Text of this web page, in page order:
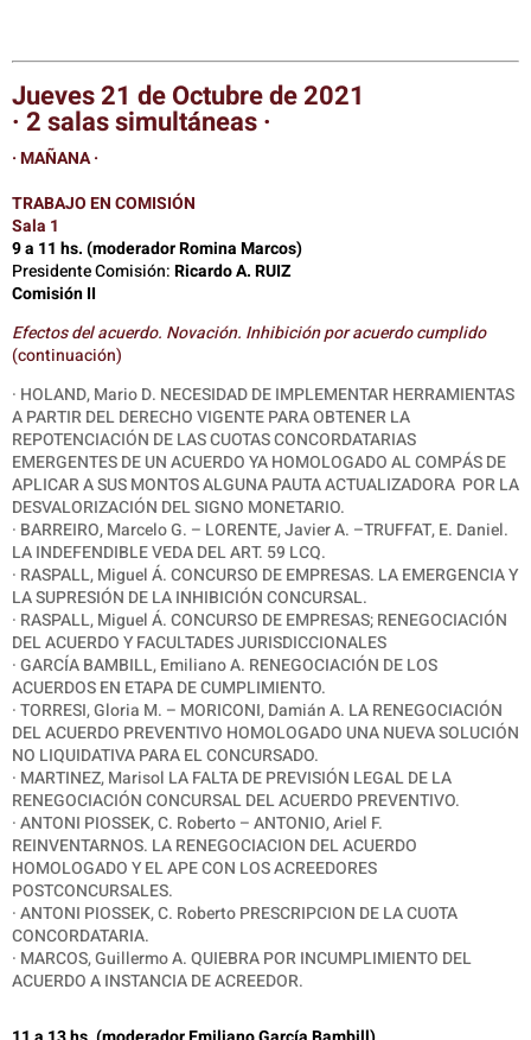
Jueves 21 de Octubre de 2021
· 2 salas simultáneas ·
· MAÑANA ·
TRABAJO EN COMISIÓN
Sala 1
9 a 11 hs. (moderador Romina Marcos)
Presidente Comisión:Ricardo A. RUIZ
Comisión II
Efectos del acuerdo. Novación. Inhibición por acuerdo cumplido
(continuación)
· HOLAND, Mario D. NECESIDAD DE IMPLEMENTAR HERRAMIENTAS
A PARTIR DEL DERECHO VIGENTE PARA OBTENER LA
REPOTENCIACIÓN DE LAS CUOTAS CONCORDATARIAS
EMERGENTES DE UN ACUERDO YA HOMOLOGADO AL COMPÁS DE
APLICAR A SUS MONTOS ALGUNA PAUTA ACTUALIZADORA POR LA
DESVALORIZACIÓN DEL SIGNO MONETARIO.
· BARREIRO, Marcelo G. – LORENTE, Javier A. –TRUFFAT, E. Daniel.
LA INDEFENDIBLE VEDA DEL ART. 59 LCQ.
· RASPALL, Miguel Á. CONCURSO DE EMPRESAS. LA EMERGENCIA Y
LA SUPRESIÓN DE LA INHIBICIÓN CONCURSAL.
· RASPALL, Miguel Á. CONCURSO DE EMPRESAS; RENEGOCIACIÓN
DEL ACUERDO Y FACULTADES JURISDICCIONALES
· GARCÍA BAMBILL, Emiliano A. RENEGOCIACIÓN DE LOS
ACUERDOS EN ETAPA DE CUMPLIMIENTO.
· TORRESI, Gloria M. – MORICONI, Damián A. LA RENEGOCIACIÓN
DEL ACUERDO PREVENTIVO HOMOLOGADO UNA NUEVA SOLUCIÓN
NO LIQUIDATIVA PARA EL CONCURSADO.
· MARTINEZ, Marisol LA FALTA DE PREVISIÓN LEGAL DE LA
RENEGOCIACIÓN CONCURSAL DEL ACUERDO PREVENTIVO.
· ANTONI PIOSSEK, C. Roberto – ANTONIO, Ariel F.
REINVENTARNOS. LA RENEGOCIACION DEL ACUERDO
HOMOLOGADO Y EL APE CON LOS ACREEDORES
POSTCONCURSALES.
· ANTONI PIOSSEK, C. Roberto PRESCRIPCION DE LA CUOTA
CONCORDATARIA.
· MARCOS, Guillermo A. QUIEBRA POR INCUMPLIMIENTO DEL
ACUERDO A INSTANCIA DE ACREEDOR.